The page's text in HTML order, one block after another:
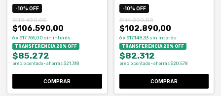
-10% OFF
$106.590,00
$118.490,00
6x $17.765,00 sin interés
TRANSFERENCIA 20% OFF
$85.272
precio contado · ahorrás $21.318
COMPRAR
-10% OFF
$102.890,00
$114.290,00
6 x $17.148,33 sin interés
TRANSFERENCIA 20% OFF
$82.312
precio contado · ahorrás $20.578
COMPRAR